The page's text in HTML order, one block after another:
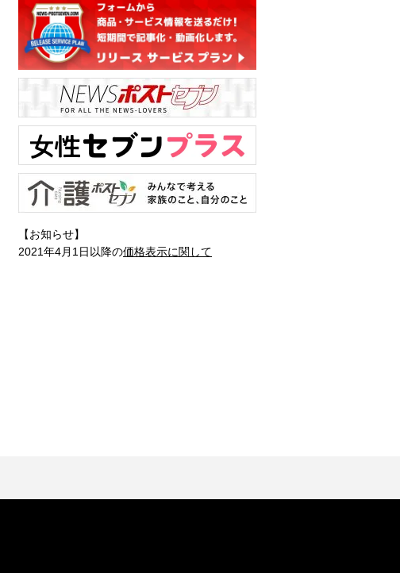
【お知らせ】
2021年4月1日以降の価格表示に関して